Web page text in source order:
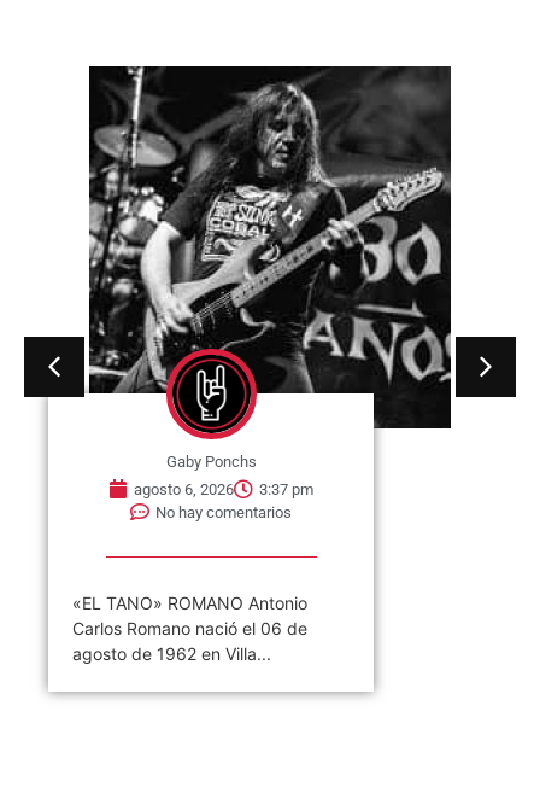
Gaby Ponchs
agosto 6, 2026
3:37 pm
No hay comentarios
«EL TANO» ROMANO Antonio
Carlos Romano nació el 06 de
agosto de 1962 en Villa...